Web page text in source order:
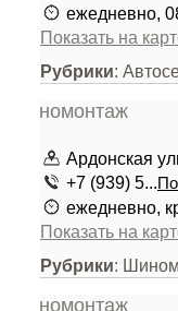
ежедневно,
Показать на
Рубрики:
Ардонская
+7 (939) 5...
ежедневно,
Показать на
Рубрики: